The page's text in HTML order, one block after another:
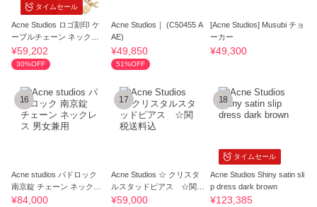
タイムセール
Acne Studios ロゴ刻印 ケ
ーブルチェーン ネックレ
ス ゴ－ルド
¥59,202
30%OFF
Acne Studios｜ (C50455 A
AE)
¥49,850
51%OFF
[Acne Studios] Musubi チョ
ーカー
¥49,300
16
Acne studios パドロック
南京錠 チェーン ネックレ
ス 男女兼用
¥84,000
17
Acne Studios ☆ クリスタ
ルスタッドピアス ☆関税
送料込
¥59,000
タイムセール
18
Acne Studios Shiny satin sli
p dress dark brown
¥123,385